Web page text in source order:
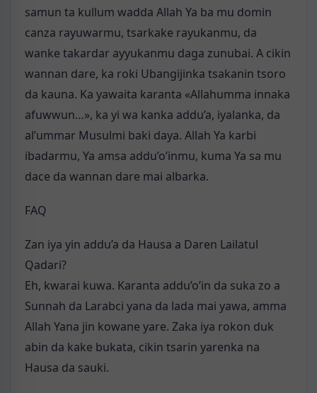
samun ta kullum wadda Allah Ya ba mu domin
canza rayuwarmu, tsarkake rayukanmu, da
wanke takardar ayyukanmu daga zunubai. A cikin
wannan dare, ka roki Ubangijinka tsakanin tsoro
da kauna. Ka yawaita karanta «Allahumma innaka
afuwwun…», ka yi wa kanka addu’a, iyalanka, da
al’ummar Musulmi baki daya. Allah Ya karbi
ibadarmu, Ya amsa addu’o’inmu, kuma Ya sa mu
dace da wannan dare mai albarka.
FAQ
Zan iya yin addu’a da Hausa a Daren Lailatul
Qadari?
Eh, kwarai kuwa. Karanta addu’o’in da suka zo a
Sunnah da Larabci yana da lada mai yawa, amma
Allah Yana jin kowane yare. Zaka iya rokon duk
abin da kake bukata, cikin tsarin yarenka na
Hausa da sauki.